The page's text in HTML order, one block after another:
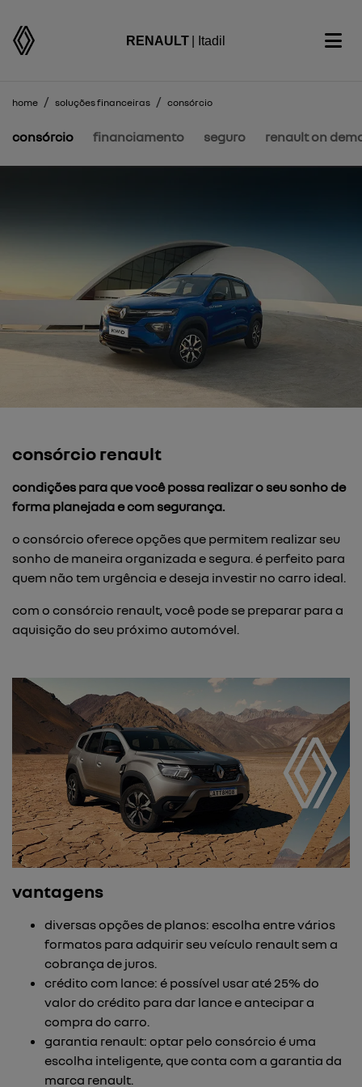
RENAULT | Itadil
home soluções financeiras consórcio
consórcio financiamento seguro renault on
consórcio renault
condições para que você possa realizar o seu sonho de
forma planejada e com segurança.
o consórcio oferece opções que permitem realizar seu
sonho de maneira organizada e segura. é perfeito para
quem não tem urgência e deseja investir no carro ideal.
com o consórcio renault, você pode se preparar para a
aquisição do seu próximo automóvel.
vantagens
diversas opções de planos: escolha entre vários
formatos para adquirir seu veículo renault sem a
cobrança de juros.
crédito com lance: é possível usar até 25% do
valor do crédito para dar lance e antecipar a
compra do carro.
garantia renault: optar pelo consórcio é uma
escolha inteligente, que conta com a garantia da
marca renault.